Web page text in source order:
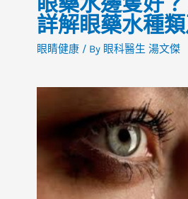
眼不繼流眼水,
症的症狀
眼睛健康/ By眼科醫生 湯文傑